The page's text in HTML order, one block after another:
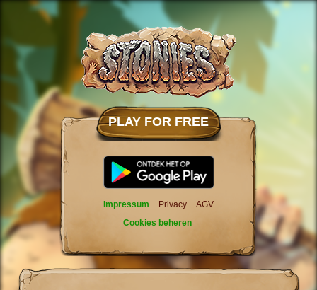
PLAY FOR FREE
Impressum Privacy
AGV
Cookies beheren